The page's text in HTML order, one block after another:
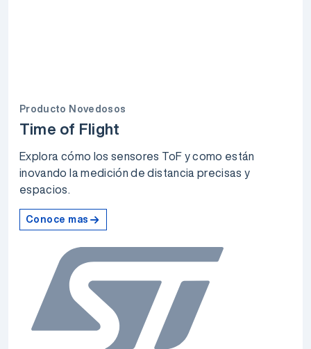
Producto Novedosos
Time of Flight
Explora cómo los sensores ToF y como están
inovando la medición de distancia precisas y
espacios.
Conoce mas